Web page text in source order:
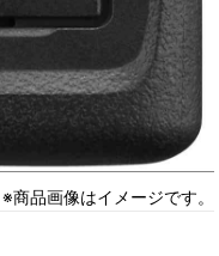
※商品画像はイメージです。